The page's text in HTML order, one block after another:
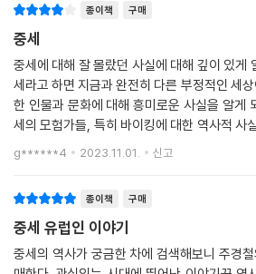
를 하켄크로이츠로 뒤덮고 나치의 성지로 만든다.
한편 에스파냐에서는 19세기까지도 이슬람 세
독교 세력과 전투했다는 점 때문에 ‘거짓말쟁이
받던 엘시드가 민족 영웅으로 부활한다. 미서전
상황에서 국가의 명예를 되살려줄 영웅이 필요
자신을 제2의 엘시드로 이미지화했다. 그 외에
과거에 세계를 휘젓고 다니던 용맹한 조상을 기
거나, 이반 4세의 별칭이자 벼락 치듯 끔찍하고
를 불러일으키는 ‘그로즈니’한 지배자가 다른
국내에서는 의외로 인기가 높아 근래에도 회자
종이책 구매
중세
중세에 대해 잘 몰랐던 사실에 대해 깊이 있게
세라고 하면 지금과 완전히 다른 부정적인 세
한 인물과 문화에 대해 흥미로운 사실을 알게
세의 모험가들, 특히 바이킹에 대한 역사적 사
었습니다. 주경철 교수님의 책은 역사에 대한
주는거 같습니
g******4 2023.11.01. 신고
종이책 구매
중세 유럽인 이야기
중세의 역사가 궁금한 차에 검색해보니 주경